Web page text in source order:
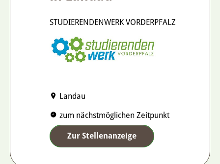
STUDIERENDENWERK VORDERPFALZ
Landau
zum nächstmöglichen Zeitpunkt
Zur Stellenanzeige